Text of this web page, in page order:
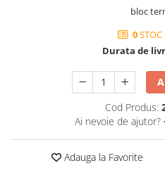
bloc
0STOC
Durata de
Cod Produs:
Ai nevoie de ajutor?
Adauga la Favorite